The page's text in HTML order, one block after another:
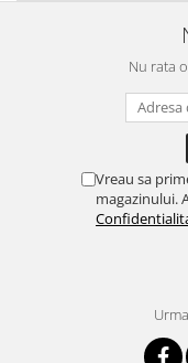
Nu rata
Vreau sa
magazinului.